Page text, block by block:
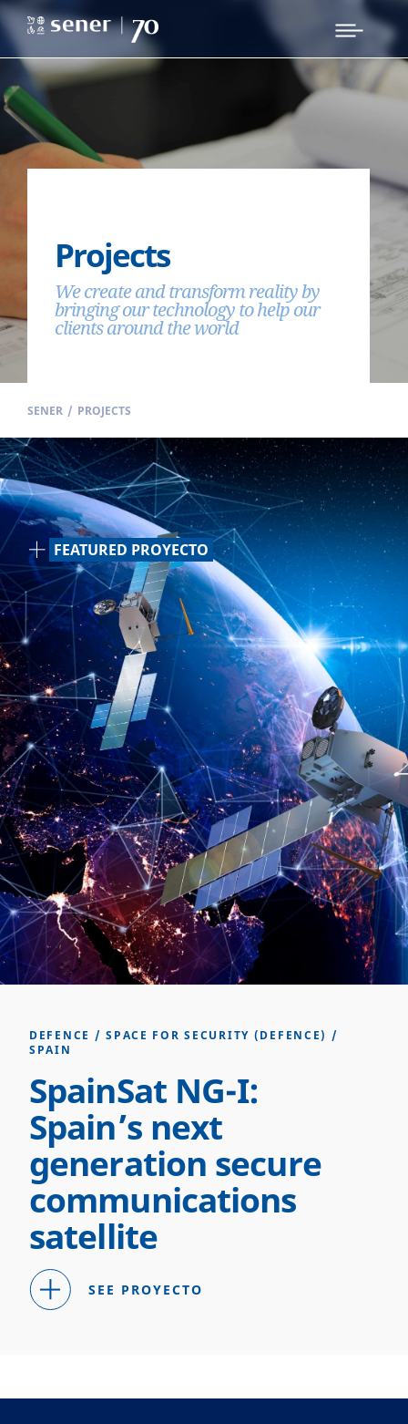
Projects
We create and transform reality by
bringing our technology to help our
clients around the world
SENER / PROJECTS
FEATURED PROYECTO
DEFENCE /SPACE FOR SECURITY (DEFENCE) /
SPAIN
SpainSat NG-I:
Spain’s next
generation secure
communications
satellite
SEE PROYECTO